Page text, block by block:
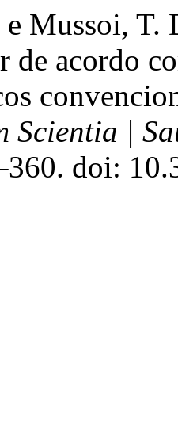
Mussoi, T.
de acordo
|
doi: